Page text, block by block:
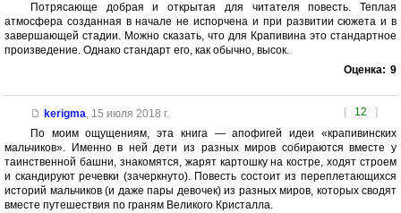
Потрясающе добрая и открытая для читателя повесть. Теплая
атмосфера созданная в начале не испорчена и при развитии сюжета и в
завершающей стадии. Можно сказать, что для Крапивина это стандартное
произведение. Однако стандарт его, как обычно, высок.
Оценка: 9
[ 12 ]
kerigma, 15 июля 2018 г.
По моим ощущениям, эта книга — апофигей идеи «крапивинских
мальчиков». Именно в ней дети из разных миров собираются вместе у
таинственной башни, знакомятся, жарят картошку на костре, ходят строем
и скандируют речевки (зачеркнуто). Повесть состоит из переплетающихся
историй мальчиков (и даже пары девочек) из разных миров, которых сводят
вместе путешествия по граням Великого Кристалла.